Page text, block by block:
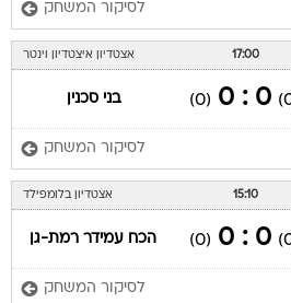
לסיקור המשחק
17:00 אצטדיון איצטדיון וינטר
0 : 0
(0) בני סכנין
לסיקור המשחק
15:10 אצטדיון בלומפילד
0 : 0
(0) הכח עמידר רמת-גן
לסיקור המשחק